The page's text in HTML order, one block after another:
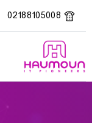
02188105008